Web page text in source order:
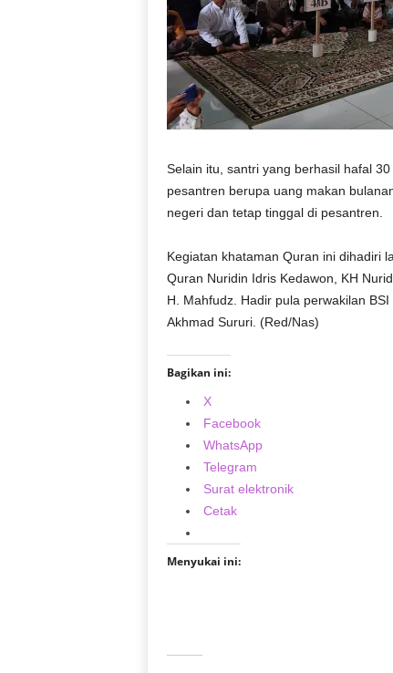
Selain itu, santri yang berhasil hafal
pesantren berupa uang makan
negeri dan tetap tinggal di pesantren.
Kegiatan khataman Quran ini dihadiri
Quran Nuridin Idris Kedawon, KH
H. Mahfudz. Hadir pula perwakilan
Akhmad Sururi. (Red/Nas)
Bagikan ini:
X
Facebook
WhatsApp
Telegram
Surat elektronik
Cetak
Menyukai ini: